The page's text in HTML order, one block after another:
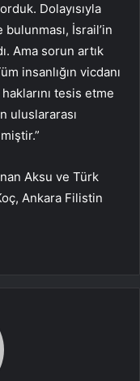
Dolayısıyla
İsrail’in
Ama sorun artık
insanlığın vicdanı
tesis etme
uluslararası
Aksu ve Türk
Ankara Filistin